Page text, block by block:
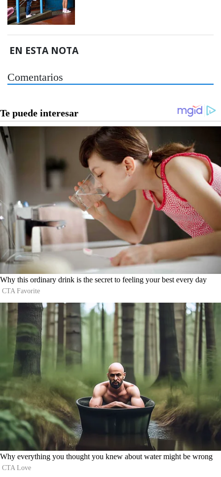
EN ESTA NOTA
Comentarios